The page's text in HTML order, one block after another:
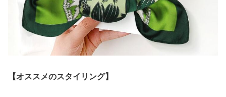
【オススメのスタイリング】